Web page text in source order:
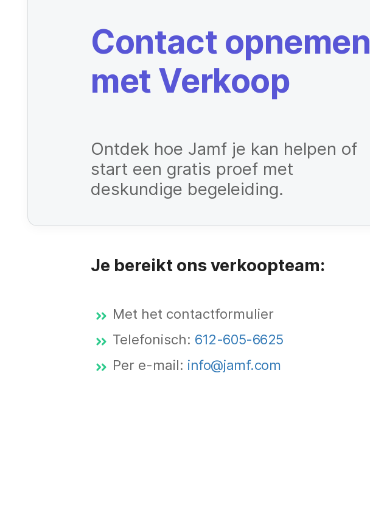
Contact opnemen
met Verkoop
Ontdek hoe Jamf je kan helpen of
start een gratis proef met
deskundige begeleiding.
Je bereikt ons verkoopteam:
Met het contactformulier
Telefonisch: 612-605-6625
Per e-mail: info@jamf.com